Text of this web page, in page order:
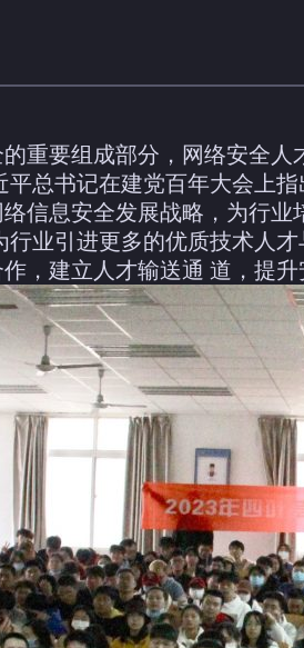
重要组成部分，网络安全
总书记在建党百年大会上
信息安全发展战略，为行
行业引进更多的优质技术人
，建立人才输送通 道，提升